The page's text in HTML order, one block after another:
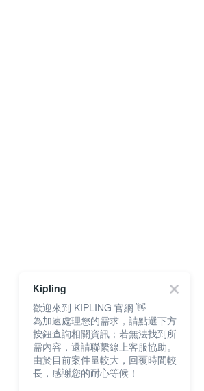
Kipling
歡迎來到 KIPLING 官網 👋
為加速處理您的需求，請點選下方
按鈕查詢相關資訊；若無法找到所
需內容，還請聯繫線上客服協助。
由於目前案件量較大，回覆時間較
長，感謝您的耐心等候！